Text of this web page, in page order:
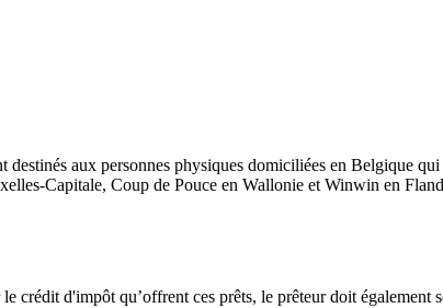
aux personnes physiques domiciliées en Belgique qui
Capitale, Coup de Pouce en Wallonie et Winwin en
crédit d'impôt qu’offrent ces prêts, le prêteur doit également